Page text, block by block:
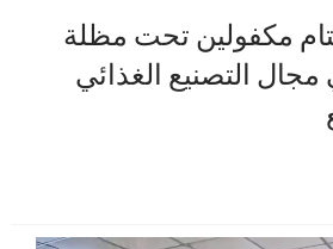
مكفولين تحت مظلة
التصنيع الغذائي